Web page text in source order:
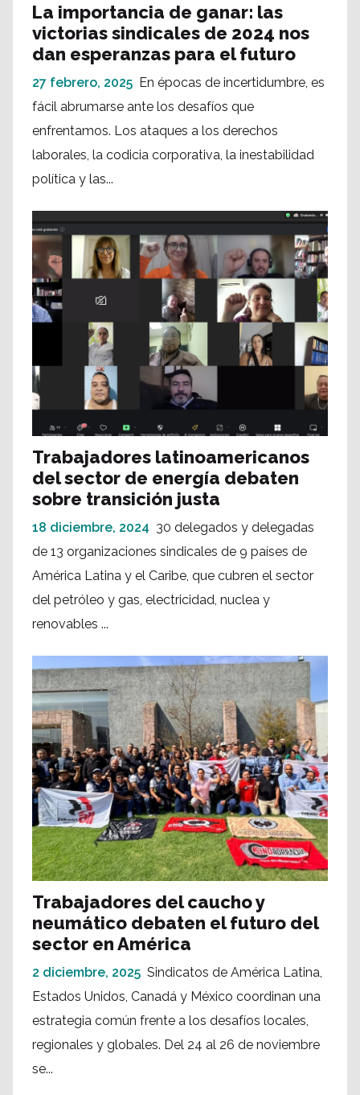
La importancia de ganar: las
victorias sindicales de 2024 nos
dan esperanzas para el futuro
27 febrero, 2025 En épocas de incertidumbre, es
fácil abrumarse ante los desafíos que
enfrentamos. Los ataques a los derechos
laborales, la codicia corporativa, la inestabilidad
política y las...
Trabajadores latinoamericanos
del sector de energía debaten
sobre transición justa
18 diciembre, 2024 30 delegados y delegadas
de 13 organizaciones sindicales de 9 países de
América Latina y el Caribe, que cubren el sector
del petróleo y gas, electricidad, nuclea y
renovables ...
Trabajadores del caucho y
neumático debaten el futuro del
sector en América
2 diciembre, 2025 Sindicatos de América Latina,
Estados Unidos, Canadá y México coordinan una
estrategia común frente a los desafíos locales,
regionales y globales. Del 24 al 26 de noviembre
se...